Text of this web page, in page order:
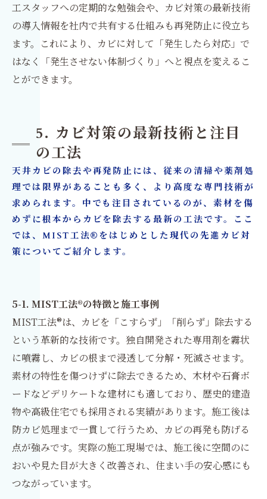
工スタッフへの定期的な勉強会や、カビ対策の最新技術
の導入情報を社内で共有する仕組みも再発防止に役立ち
ます。これにより、カビに対して「発生したら対応」で
はなく「発生させない体制づくり」へと視点を変えるこ
とができます。
5. カビ対策の最新技術と注目
の工法
天井カビの除去や再発防止には、従来の清掃や薬剤処
理では限界があることも多く、より高度な専門技術が
求められます。中でも注目されているのが、素材を傷
めずに根本からカビを除去する最新の工法です。ここ
では、MIST工法®をはじめとした現代の先進カビ対
策についてご紹介します。
5-1. MIST工法®の特徴と施工事例
MIST工法®は、カビを「こすらず」「削らず」除去する
という革新的な技術です。独自開発された専用剤を霧状
に噴霧し、カビの根まで浸透して分解・死滅させます。
素材の特性を傷つけずに除去できるため、木材や石膏ボ
ードなどデリケートな建材にも適しており、歴史的建造
物や高級住宅でも採用される実績があります。施工後は
防カビ処理まで一貫して行うため、カビの再発も防げる
点が強みです。実際の施工現場では、施工後に空間のに
おいや見た目が大きく改善され、住まい手の安心感にも
つながっています。